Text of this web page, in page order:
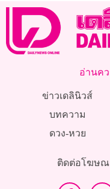
อ่านค
ข่าวเดลินิวส์
บทความ
ดวง-หวย
ติดต่อโฆษณ